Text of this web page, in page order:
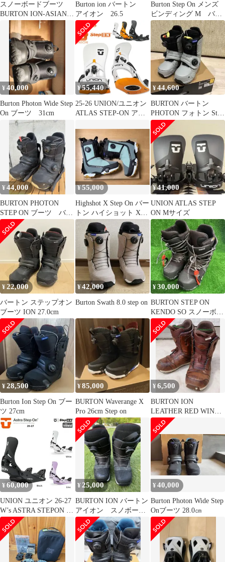
スノーボードブーツ
BURTON ION-ASIAN
FIT 28cm バートン
Burton ion バートン
アイオン 26.5
Burton Step On メンズ
ビンディング M バー
トン ステップオン
¥40,000
Burton Photon Wide Step
On ブーツ 31cm
¥55,440
25-26 UNION/ユニオン
ATLAS STEP-ON アト
ズ レディース ビンディ
ング バインディング ス
ノーボード 2026
¥44,600
BURTON バートン
PHOTON フォトン Step
On ステップオン
¥44,000
BURTON PHOTON
STEP ON ブーツ バイ
ンディングセット
¥55,000
Highshot X Step On バー
トン ハイショット X
28.5cm
¥41,000
UNION ATLAS STEP
ON Mサイズ
¥22,000
バートン ステップオン
ブーツ ION 27.0cm
¥42,000
Burton Swath 8.0 step on
¥30,000
BURTON STEP ON
KENDO SO スノーボー
ドブーツ
¥28,500
Burton Ion Step On ブー
ツ 27cm
¥85,000
BURTON Waverange X
Pro 26cm Step on
¥6,500
BURTON ION
LEATHER RED WING
AF 25.5cm
¥ 60,000
UNION ユニオン 26-27
W’s ASTRA STEPON ア
ストラ ステップオ
ン バインディング
Women's ウィメンズ レ
ディース STEP ON /
2027 UNION日本正規品
¥ 25,000
BURTON ION バートン
アイオン スノボーブ
ーツ
¥40,000
Burton Photon Wide Step
Onブーツ 28.0㎝